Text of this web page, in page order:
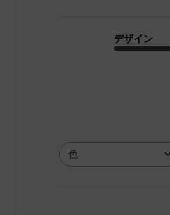
デザイン
色全て